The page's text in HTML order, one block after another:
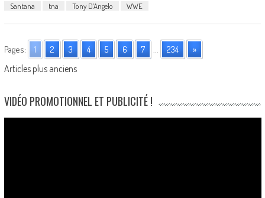
Santana
tna Tony D’Angelo WWE
Pages: 1 2 3 4 5 6 7 234 »
Posts
navigation
Articles plus anciens
VIDÉO PROMOTIONNEL ET PUBLICITÉ !